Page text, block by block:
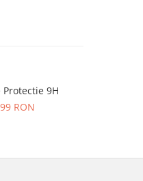
Protectie 9H
RON